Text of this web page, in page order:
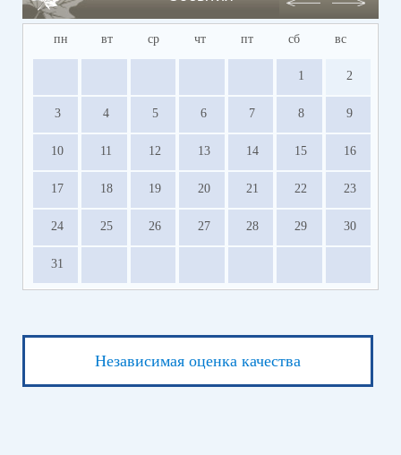
пн вт ср чт пт сб вс
1 2
3 4 5 6 7 8 9
10 11 12 13 14 15 16
17 18 19 20 21 22 23
24 25 26 27 28 29 30
31
Независимая оценка качества